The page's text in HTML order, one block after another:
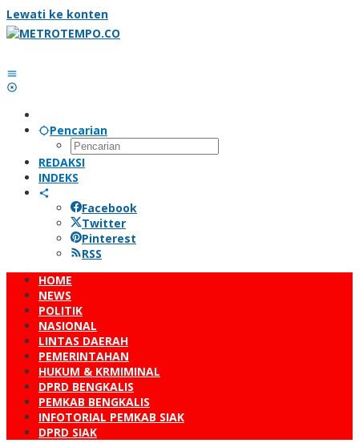
Lewati ke konten
Pencarian
REDAKSI
INDEKS
Facebook
Twitter
Pinterest
RSS
HOME
NEWS
POLITIK
NASIONAL
LINTAS DAERAH
PEMERINTAHAN
HUKUM & KRMIMINAL
DPRD BENGKALIS
PEMKAB BENGKALIS
INFOTORIAL PEMKAB SIAK
DPRD SIAK